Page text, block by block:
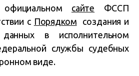
официальном сайте ФССП
с Порядком создания и
в исполнительном
службы судебных
виде.